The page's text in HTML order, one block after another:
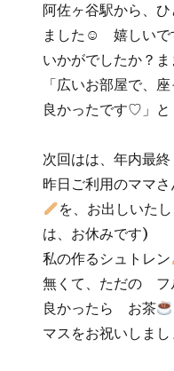
阿佐ヶ谷駅から、
ました☺ 嬉しいで
いかがでしたか？ま
「広いお部屋で、
良かったです♡」
次回はは、年内最
昨日ご利用のママ
を、お出しいた
は、お休みです)
私の作るシュトレン
無くて、ただの フ
良かったら お茶
マスをお祝いしまし